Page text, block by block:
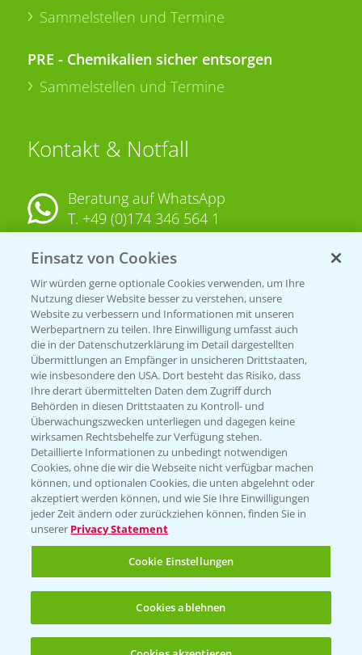
Sammelstellen und Termine
PRE - Chemikalien sicher entsorgen
Sammelstellen und Termine
Kontakt & Notfall
Beratung auf WhatsApp
T. +49 (0)174 346 564 1
KONTAKT
Hilfe in Notfällen
T.+49 (0)214/30-20220
Folgen Sie uns
Allgemeine Nutzungsbedingungen
Datenschutzerklärung
Impressum
Gebrauchshinweise
Einsatz von Cookies
Wir würden gerne optionale Cookies verwenden, um Ihre
Nutzung dieser Website besser zu verstehen, unsere
Website zu verbessern und Informationen mit unseren
Werbepartnern zu teilen. Ihre Einwilligung umfasst auch
die in der Datenschutzerklärung im Detail dargestellten
Übermittlungen an Empfänger in unsicheren Drittstaaten,
wie insbesondere den USA. Dort besteht das Risiko, dass
Ihre derart übermittelten Daten dem Zugriff durch
Behörden in diesen Drittstaaten zu Kontroll- und
Überwachungszwecken unterliegen und dagegen keine
wirksamen Rechtsbehelfe zur Verfügung stehen.
Detaillierte Informationen zu unbedingt notwendigen
Cookies, ohne die wir die Webseite nicht verfügbar machen
können, und optionalen Cookies, die unten abgelehnt oder
akzeptiert werden können, und wie Sie Ihre Einwilligungen
jeder Zeit ändern oder zurückziehen können, finden Sie in
unserer Privacy Statement
Cookie Einstellungen
Cookies ablehnen